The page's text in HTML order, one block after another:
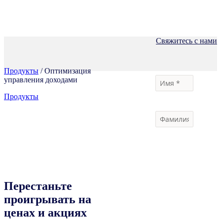
Продукты / Оптимизация
управления доходами
Продукты
Свяжитесь с нами
Перестаньте
проигрывать на
ценах и акциях